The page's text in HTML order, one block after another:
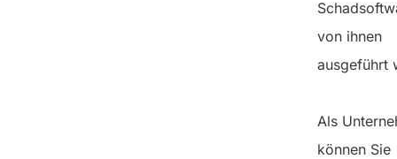
von ihnen
ausgeführt
Als
können Sie